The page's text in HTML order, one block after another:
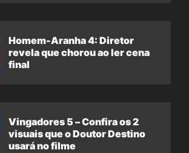
Homem-Aranha 4: Diretor
revela que chorou ao ler cena
final
Vingadores 5 – Confira os 2
visuais que o Doutor Destino
usará no filme